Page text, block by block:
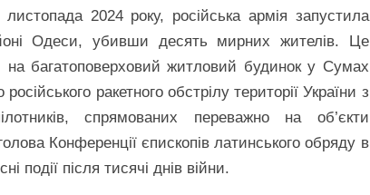
2024 року, російська армія запустила
Одеси, убивши десять мирних жителів. Це
на багатоповерховий житловий будинок у Сумах
ракетного обстрілу території України з
спрямованих переважно на об’єкти
Конференції єпископів латинського обряду в
події після тисячі днів війни.